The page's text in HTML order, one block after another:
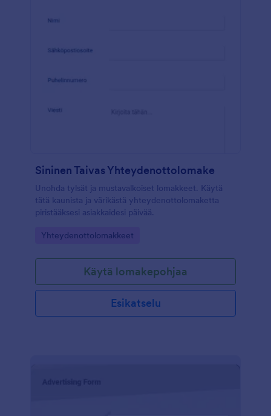
Sininen Taivas Yhteydenottolomake
Unohda tylsät ja mustavalkoiset lomakkeet. Käytä
tätä kaunista ja värikästä yhteydenottolomaketta
piristääksesi asiakkaidesi päivää.
Go to Category:
Yhteydenottolomakkeet
Käytä lomakepohjaa
Esikatselu